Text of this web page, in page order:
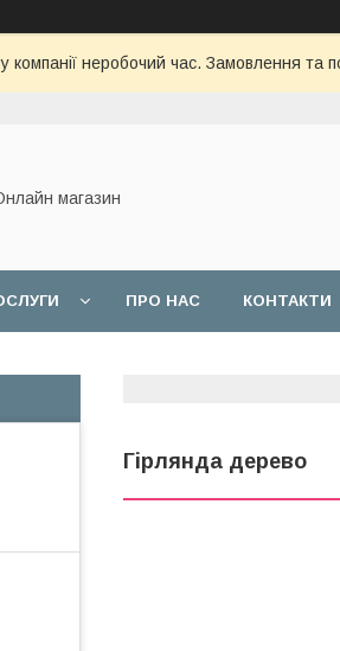
компанії неробочий час. Замовлення та
магазин
ПРО НАС КОНТАКТИ
Гірлянда дерево